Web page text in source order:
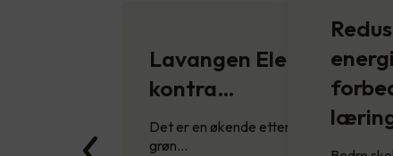
Lavangen Elektro sikrer
kontra…
Det er en økende etterspørsel etter
grøn…